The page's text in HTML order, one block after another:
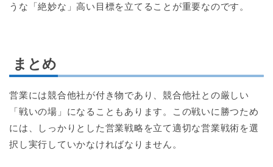
うな「絶妙な」高い目標を立てることが重要なのです。
まとめ
営業には競合他社が付き物であり、競合他社との厳しい
「戦いの場」になることもあります。この戦いに勝つため
には、しっかりとした営業戦略を立て適切な営業戦術を選
択し実行していかなければなりません。